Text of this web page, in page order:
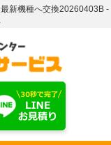
新機種へ交換20260403B -